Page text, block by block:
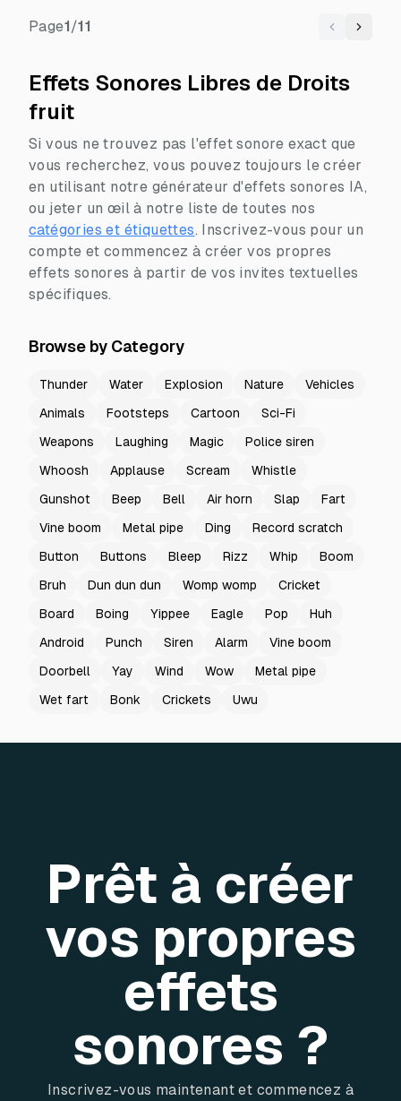
Page1/11 Previous
Next
Effets Sonores Libres de Droits
fruit
Si vous ne trouvez pas l'effet sonore exact que
vous recherchez, vous pouvez toujours le créer
en utilisant notre générateur d'effets sonores IA,
ou jeter un œil à notre liste de toutes nos
catégories et étiquettes. Inscrivez-vous pour un
compte et commencez à créer vos propres
effets sonores à partir de vos invites textuelles
spécifiques.
Browse by Category
Thunder Water Explosion Nature
Vehicles
Animals
Footsteps Cartoon
Sci-Fi
Weapons
Laughing Magic
Police siren
Whoosh
Applause Scream
Whistle
Gunshot
Beep Bell Air horn Slap
Fart
Vine boom
Metal pipe Ding
Record scratch
Button
Buttons Bleep Rizz Whip
Boom
Bruh
Dun dun dun Womp womp
Cricket
Board
Boing Yippee Eagle Pop
Huh
Android
Punch Siren Alarm
Vine boom
Doorbell
Yay Wind Wow
Metal pipe
Wet fart
Bonk Crickets Uwu
Prêt à créer
vos propres
effets
sonores ?
Inscrivez-vous maintenant et commencez à